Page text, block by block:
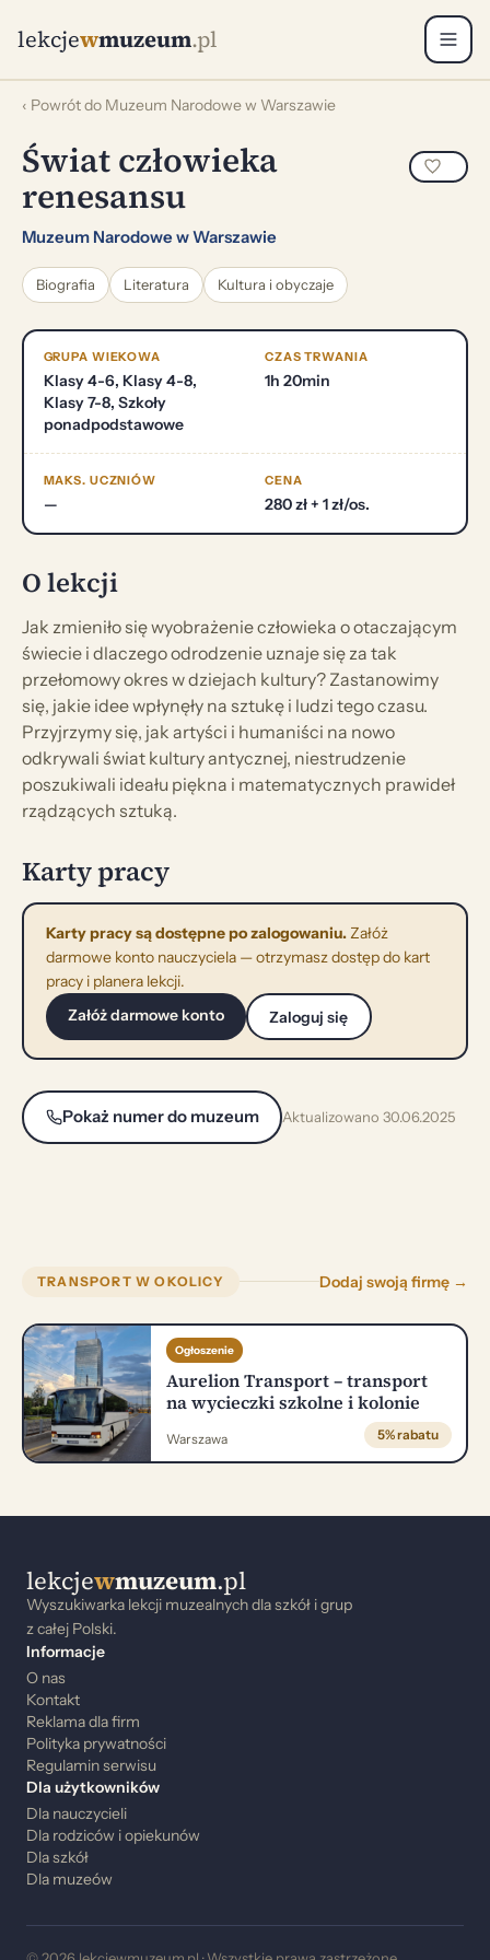
lekcjewmuzeum.pl
‹ Powrót do Muzeum Narodowe w Warszawie
Świat człowieka
renesansu
Muzeum Narodowe w Warszawie
Biografia Literatura Kultura i obyczaje
GRUPA WIEKOWA
Klasy 4-6, Klasy 4-8,
Klasy 7-8, Szkoły
ponadpodstawowe
CZAS TRWANIA
1h 20min
MAKS. UCZNIÓW
—
CENA
280 zł + 1 zł/os.
O lekcji
Jak zmieniło się wyobrażenie człowieka o otaczającym
świecie i dlaczego odrodzenie uznaje się za tak
przełomowy okres w dziejach kultury? Zastanowimy
się, jakie idee wpłynęły na sztukę i ludzi tego czasu.
Przyjrzymy się, jak artyści i humaniści na nowo
odkrywali świat kultury antycznej, niestrudzenie
poszukiwali ideału piękna i matematycznych prawideł
rządzących sztuką.
Karty pracy
Karty pracy są dostępne po zalogowaniu.Załóż
darmowe konto nauczyciela — otrzymasz dostęp do kart
pracy i planera lekcji.
Załóż darmowe konto
Zaloguj się
Pokaż numer do muzeum Aktualizowano 30.06.2025
TRANSPORT W OKOLICY Dodaj swoją firmę →
Ogłoszenie
Aurelion Transport – transport
na wycieczki szkolne i kolonie
Warszawa 5% rabatu
lekcjewmuzeum.pl
Wyszukiwarka lekcji muzealnych dla szkół i grup
z całej Polski.
Informacje
O nas
Kontakt
Reklama dla firm
Polityka prywatności
Regulamin serwisu
Dla użytkowników
Dla nauczycieli
Dla rodziców i opiekunów
Dla szkół
Dla muzeów